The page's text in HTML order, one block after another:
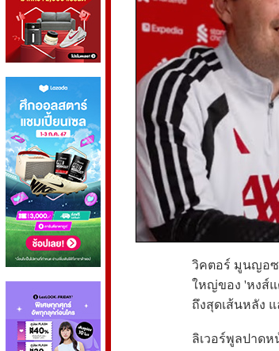
วิคตอร์ มูนญอซ
ใหญ่ของ 'หงส์แ
ถึงสุดเส้นหลัง
ลิเวอร์พูลปาดห